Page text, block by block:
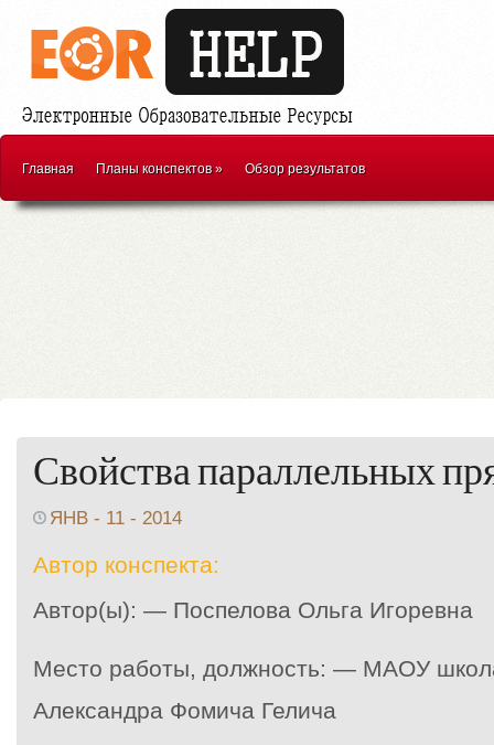
Главная Планы конспектов» Обзор результатов
Свойства параллельных
ЯНВ - 11 - 2014
Автор конспекта:
Автор(ы): — Поспелова Ольга Игоревна
Место работы, должность: — МАОУ
Александра Фомича Гелича